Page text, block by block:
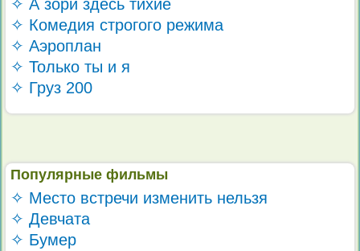
✧ А зори здесь тихие
✧ Комедия строгого режима
✧ Аэроплан
✧ Только ты и я
✧ Груз 200
Популярные фильмы
✧ Место встречи изменить нельзя
✧ Девчата
✧ Бумер